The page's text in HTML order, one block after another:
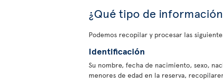
¿Qué tipo de
Podemos recopilar y procesar las
Identificación
Su nombre, fecha de nacimiento, sexo,
menores de edad en la reserva,